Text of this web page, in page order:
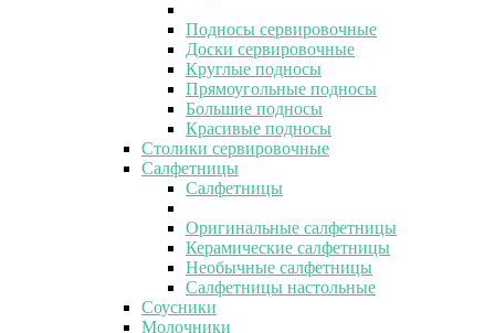
Подносы сервировочные
Доски сервировочные
Круглые подносы
Прямоугольные подносы
Большие подносы
Красивые подносы
Столики сервировочные
Салфетницы
Салфетницы
Оригинальные салфетницы
Керамические салфетницы
Необычные салфетницы
Салфетницы настольные
Соусники
Молочники